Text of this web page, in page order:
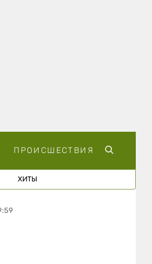
ПРОИСШЕСТВИЯ
ХИТЫ